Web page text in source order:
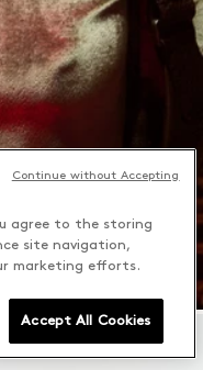
agree to the storing
site navigation,
marketing efforts.
Accept All Cookies
Continue without Accepting